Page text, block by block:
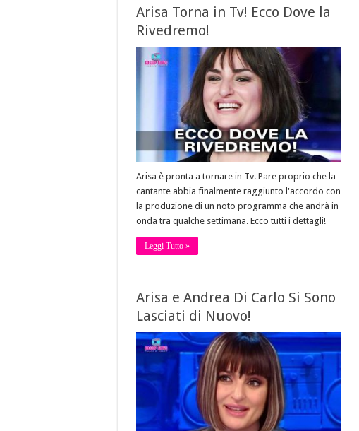
Arisa Torna in Tv! Ecco Dove la
Rivedremo!
Arisa è pronta a tornare in Tv. Pare proprio che la
cantante abbia finalmente raggiunto l'accordo con
la produzione di un noto programma che andrà in
onda tra qualche settimana. Ecco tutti i dettagli!
Leggi Tutto »
Arisa e Andrea Di Carlo Si Sono
Lasciati di Nuovo!